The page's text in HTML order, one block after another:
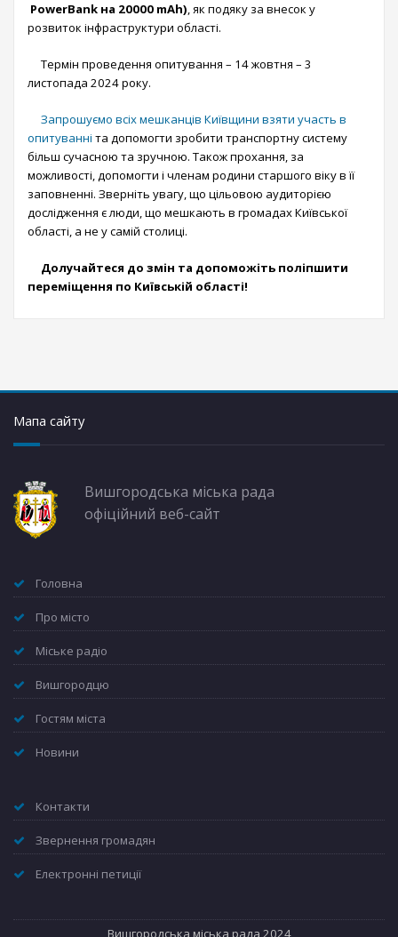
PowerBank на 20000 mAh), як подяку за внесок у
розвиток інфраструктури області.
Термін проведення опитування – 14 жовтня – 3
листопада 2024 року.
Запрошуємо всіх мешканців Київщини взяти участь в
опитуванні та допомогти зробити транспортну систему
більш сучасною та зручною. Також прохання, за
можливості, допомогти і членам родини старшого віку в її
заповненні. Зверніть увагу, що цільовою аудиторією
дослідження є люди, що мешкають в громадах Київської
області, а не у самій столиці.
Долучайтеся до змін та допоможіть поліпшити
переміщення по Київській області!
Мапа сайту
Вишгородська міська рада
офіційний веб-сайт
Головна
Про місто
Міське радіо
Вишгородцю
Гостям міста
Новини
Контакти
Звернення громадян
Електронні петиції
Вишгородська міська рада 2024